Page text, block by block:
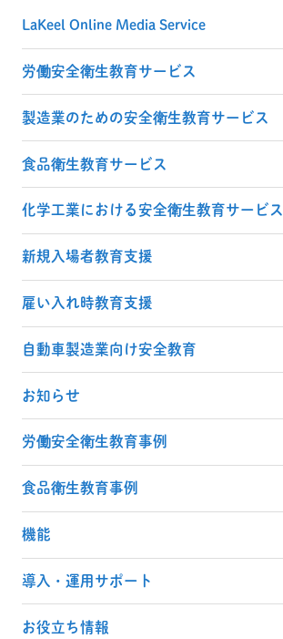
LaKeel Online Media Service
労働安全衛生教育サービス
製造業のための安全衛生教育サービス
食品衛生教育サービス
化学工業における安全衛生教育サービス
新規入場者教育支援
雇い入れ時教育支援
自動車製造業向け安全教育
お知らせ
労働安全衛生教育事例
食品衛生教育事例
機能
導入・運用サポート
お役立ち情報